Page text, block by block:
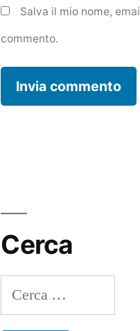
Salva il mio nome,
commento.
Cerca
Ricerca
per: